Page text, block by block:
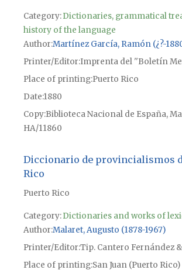
Category:Dictionaries, grammatical
history of the language
Author Martínez García, Ramón (¿?-
Printer/Editor Imprenta del ''Boletín
Place of printingPuerto Rico
Date1880
CopyBiblioteca Nacional de España,
HA/11860
Diccionario de provincialismos
Rico
Puerto Rico
Category:Dictionaries and works of
Author Malaret, Augusto (1878-1967)
Printer/Editor Tip. Cantero Fernández &
Place of printingSan Juan (Puerto Rico)